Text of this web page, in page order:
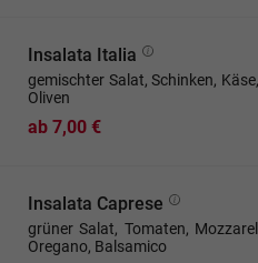
Insalata Italia
gemischter Salat, Schinken,
Oliven
ab 7,00 €
Insalata Caprese
grüner Salat, Tomaten,
Oregano, Balsamico